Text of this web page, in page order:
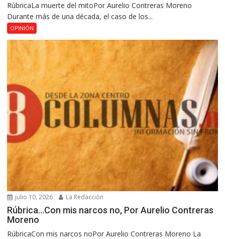
RúbricaLa muerte del mitoPor Aurelio Contreras Moreno
Durante más de una década, el caso de los...
OPINIÓN
julio 10, 2026 La Redacción
Rúbrica…Con mis narcos no, Por Aurelio Contreras
Moreno
RúbricaCon mis narcos noPor Aurelio Contreras Moreno La